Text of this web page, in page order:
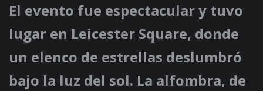
El evento fue espectacular y tuvo
lugar en Leicester Square, donde
un elenco de estrellas deslumbró
bajo la luz del sol. La alfombra, de